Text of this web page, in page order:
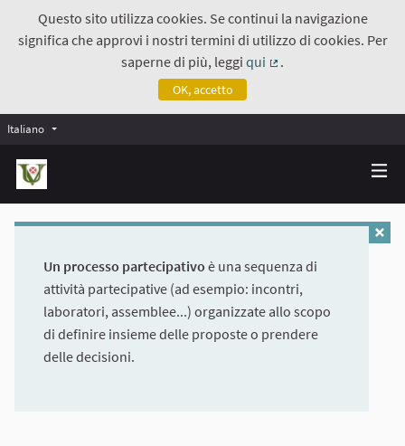
Questo sito utilizza cookies. Se continui la navigazione
significa che approvi i nostri termini di utilizzo di cookies. Per
saperne di più, leggiqui
.
OK, accetto
Italiano
Un processo partecipativo è una sequenza di
attività partecipative (ad esempio: incontri,
laboratori, assemblee...) organizzate allo scopo
di definire insieme delle proposte o prendere
delle decisioni.